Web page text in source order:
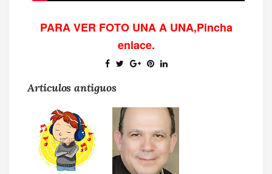
PARA VER FOTO UNA A UNA,Pincha
enlace.
Artículos antiguos